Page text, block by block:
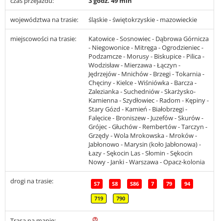
województwa na trasie: śląskie - świętokrzyskie - mazowieckie
miejscowości na trasie:
Katowice - Sosnowiec - Dąbrowa Górnicza
- Niegowonice - Mitręga - Ogrodzieniec -
Podzamcze - Morusy - Biskupice - Pilica -
Wodzisław - Mierzawa - Łączyn -
Jędrzejów - Mnichów - Brzegi - Tokarnia -
Chęciny - Kielce - Wiśniówka - Barcza -
Zalezianka - Suchedniów - Skarżysko-
Kamienna - Szydłowiec - Radom - Kępiny -
Stary Gózd - Kamień - Białobrzegi -
Falęcice - Broniszew - Juzefów - Skurów -
Grójec - Głuchów - Rembertów - Tarczyn -
Grzędy - Wola Mrokowska - Mroków -
Jabłonowo - Marysin (koło Jabłonowa) -
Łazy - Sękocin Las - Słomin - Sękocin
Nowy - Janki - Warszawa - Opacz-kolonia
drogi na trasie: S7 S8 S86 7 79 94
719 790